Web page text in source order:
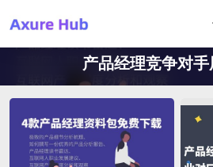
产品经理竞争对